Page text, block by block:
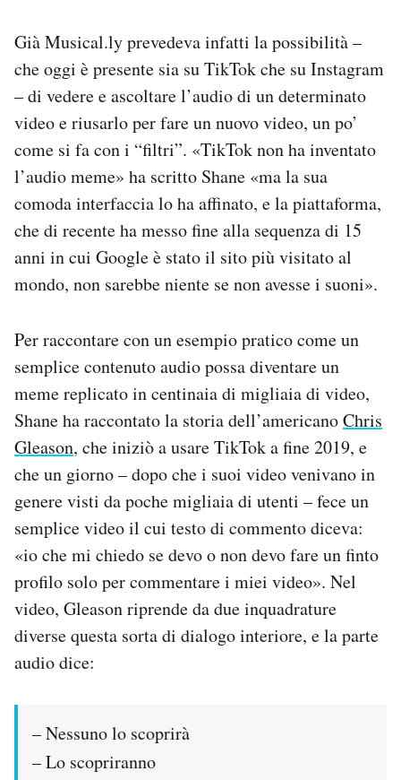
Già Musical.ly prevedeva infatti la possibilità –
che oggi è presente sia su TikTok che su Instagram
– di vedere e ascoltare l’audio di un determinato
video e riusarlo per fare un nuovo video, un po’
come si fa con i “filtri”. «TikTok non ha inventato
l’audio meme» ha scritto Shane «ma la sua
comoda interfaccia lo ha affinato, e la piattaforma,
che di recente ha messo fine alla sequenza di 15
anni in cui Google è stato il sito più visitato al
mondo, non sarebbe niente se non avesse i suoni».
Per raccontare con un esempio pratico come un
semplice contenuto audio possa diventare un
meme replicato in centinaia di migliaia di video,
Shane ha raccontato la storia dell’americanoChris
Gleason, che iniziò a usare TikTok a fine 2019, e
che un giorno – dopo che i suoi video venivano in
genere visti da poche migliaia di utenti – fece un
semplice video il cui testo di commento diceva:
«io che mi chiedo se devo o non devo fare un finto
profilo solo per commentare i miei video». Nel
video, Gleason riprende da due inquadrature
diverse questa sorta di dialogo interiore, e la parte
audio dice:
– Nessuno lo scoprirà
– Lo scopriranno